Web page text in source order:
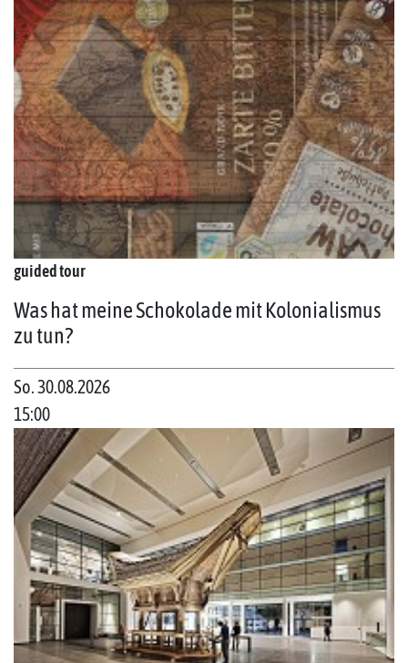
guided tour
Was hat meine Schokolade mit Kolonialismus
zu tun?
So. 30.08.2026
15:00